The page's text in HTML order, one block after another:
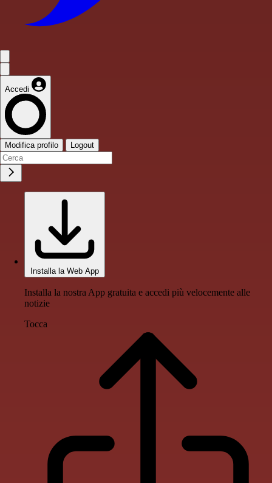
Accedi
Modifica profilo Logout
Installa la Web App
Installa la nostra App gratuita e accedi più velocemente alle
notizie
Tocca